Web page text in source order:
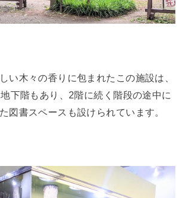
い木々の香りに包まれたこの施設は、
下階もあり、2階に続く階段の途中に
図書スペースも設けられています。